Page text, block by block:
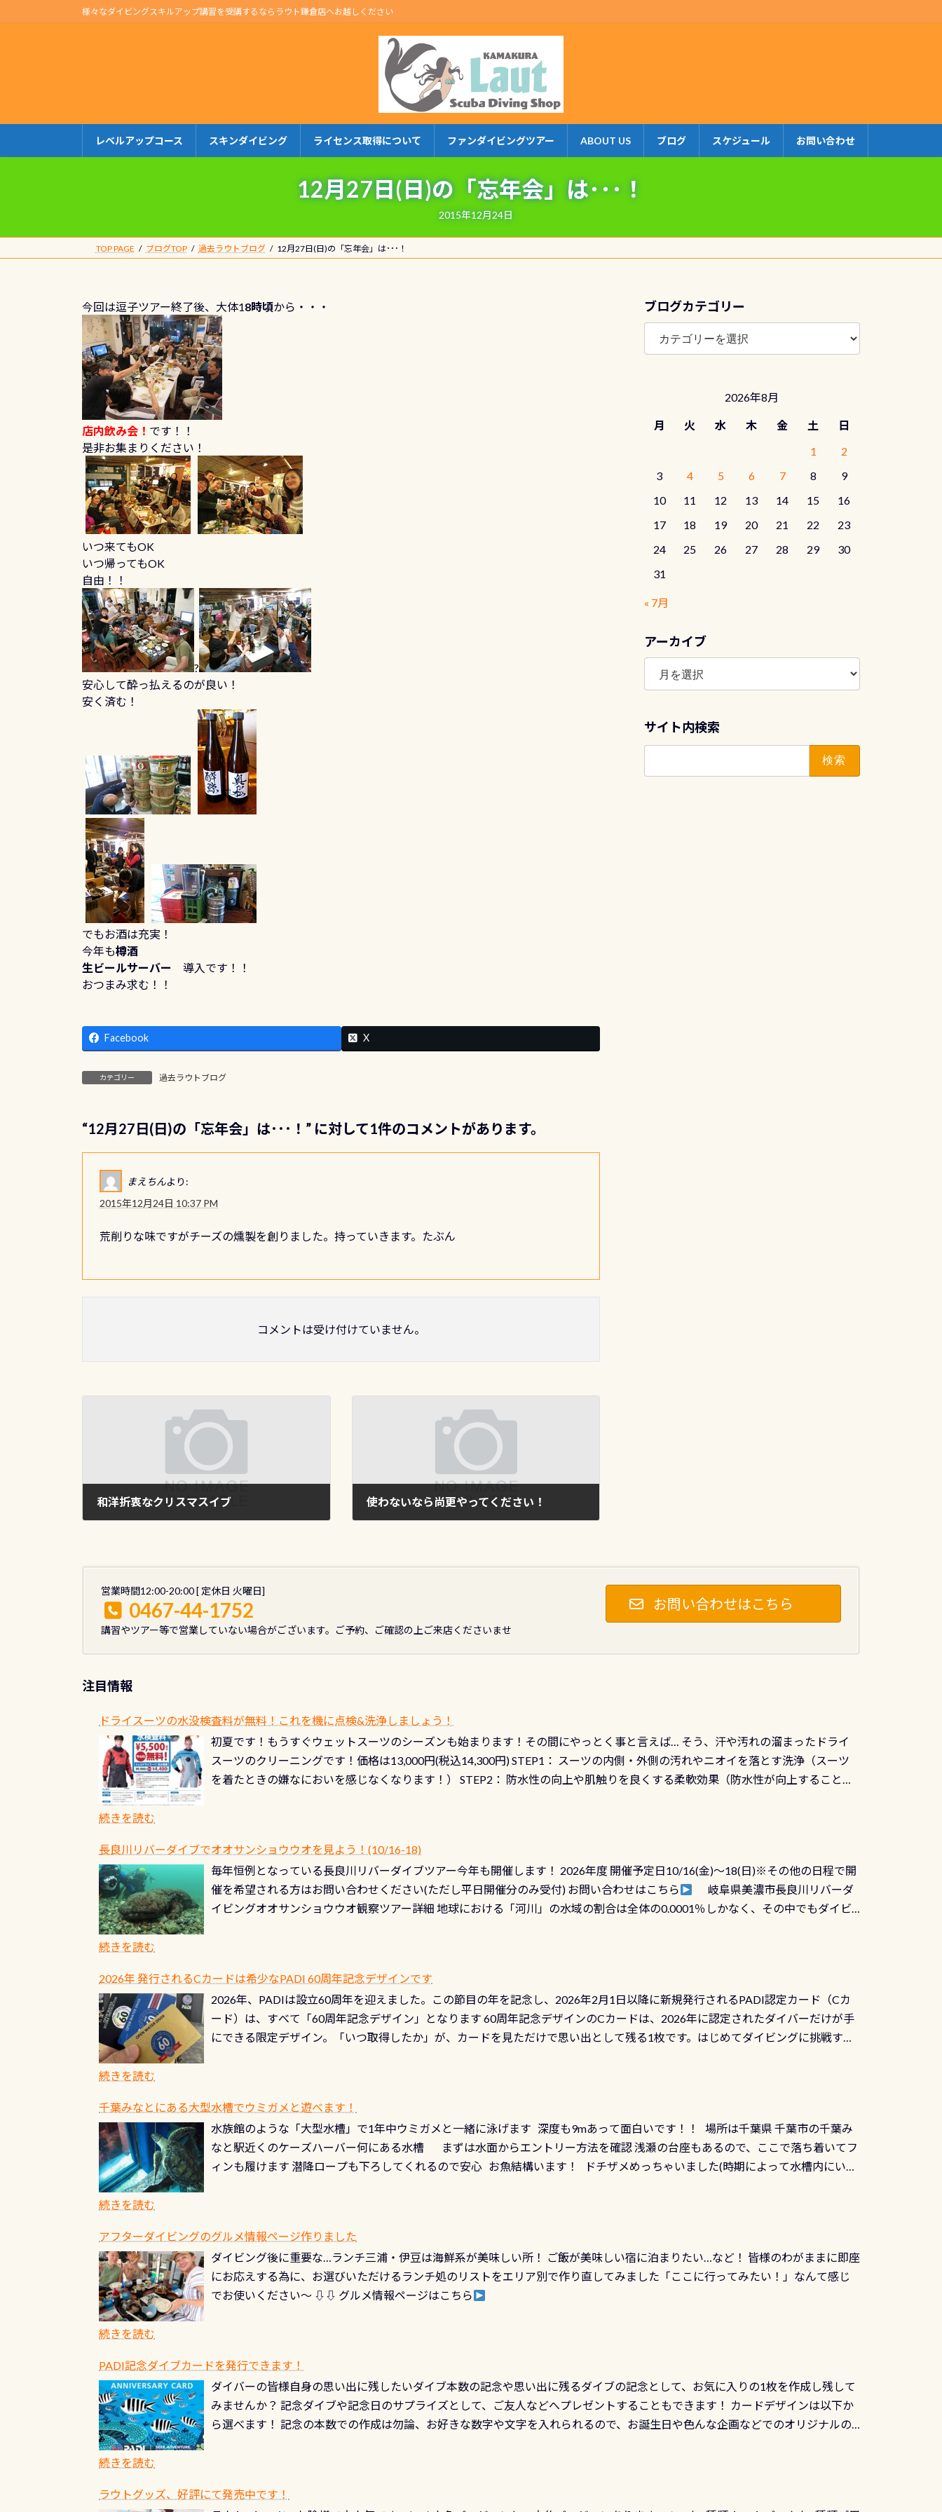
ン
キ
プ
ビ
に
動
様々なダイビングスキルアップ講習を受講するならラウト鎌倉店へお越しください
レベルアップコース スキンダイビング ライセンス取得について ファンダイビングツアー ABOUT US ブログ スケジュール お問い合わせ
12月27日(日)の「忘年会」は･･･！
2015年12月24日
TOP PAGE ブログTOP 過去ラウトブログ 12月27日(日)の「忘年会」は･･･！
今回は逗子ツアー終了後、大体18時頃から・・・
店内飲み会！ です！！
是非お集まりください！
いつ来てもOK
いつ帰ってもOK
自由！！
?
安心して酔っ払えるのが良い！
安く済む！
でもお酒は充実！
今年も樽酒
生ビールサーバー
導入です！！
おつまみ求む！！
Facebook X
カテゴリー 過去ラウトブログ
“12月27日(日)の「忘年会」は･･･！ ” に対して1件のコメントがあります。
まえちんより:
2015年12月24日 10:37 PM
荒削りな味ですがチーズの燻製を創りました。持っていきます。たぶん
コメントは受け付けていません。
和洋折衷なクリスマスイブ 使わないなら尚更やってください！
ブログカテゴリー
ブ
グ
2026年8月
月 火 水 木 金 土
日
1
2
3
4 5 6 7 8
9
10
11 12 13 14 15
16
17
18 19 20 21 22
23
24
25 26 27 28 29
30
31
« 7月
アーカイブ
ア
カ
ブ
サイト内検索
営業時間12:00-20:00 [ 定休日 火曜日]
0467-44-1752
講習やツアー等で営業していない場合がございます。ご予約、ご確認の上ご来店くださいませ
お問い合わせはこちら
注目情報
ドライスーツの水没検査料が無料！これを機に点検&洗浄しましょう！
初夏です！もうすぐウェットスーツのシーズンも始まります！その間にやっとく事と言えば… そう、汗や汚れの溜まったドライ
スーツのクリーニングです！価格は13,000円(税込14,300円) STEP1： スーツの内側・外側の汚れやニオイを落とす洗浄（スーツ
を着たときの嫌なにおいを感じなくなります！） STEP2： 防水性の向上や肌触りを良くする柔軟効果（防水性が向上することで
ル(穴)がないか確認冬になり、使い始めてから水漏れする…ってのは避けましょう！実際水につけて水検査して調べます ●給気バ
ルブのオーバーホール排気バルブは、ドライスーツクリーニングの際に行うのですが、空気を送り込む「給気バルブ」のオーバ
ーホールも非常に大切です BCDで言うと給気ボタンの点検と一緒な訳ですから、ボタンが潮噛みしてドライスーツに空気が入り
過ぎて急浮上…なんて事がないようにしっかり点検しましょう！まだした事がない方はこれを機会に是非やってください！！ ●
点検をする度に1行目の「水漏れ検査代」が5,500円掛かります そこで下記のキャンペーンを利用してみてはどうでしょうか？
8/31までの間に、ドライスーツの点検・オーバーホールを出して頂いた方は、上記の水検査料5,500円がなんと無料になります！
ドライスーツクリーニングだけでも出そうと思ってる方は、セットでこの水検査も出しましょう！そし続きを読む
続きを読む
長良川リバーダイブでオオサンショウウオを見よう！(10/16-18)
毎年恒例となっている長良川リバーダイブツアー今年も開催します！ 2026年度 開催予定日10/16(金)～18(日)※その他の日程で開
催を希望される方はお問い合わせください(ただし平日開催分のみ受付) お問い合わせはこちら
岐阜県美濃市長良川リバーダ
イビングオオサンショウウオ観察ツアー詳細 地球における「河川」の水域の割合は全体の0.0001％しかなく、その中でもダイビ
ませ 6月から10月の間で開催しております 長良川ってどんな川？ 長良川は日本三大清流(四万十川、柿田川)の１つに数えられ
る清流（水質汚染の少ない、または無い川のこと）で岐阜県の郡上市に始まり、美濃を経て伊勢湾に流れます1985年には環境省
の「名水100選」にまた2001年には「日本の水浴場88選」に全国で唯一河川で選ばれた清流です川にしては珍しく、水深が深い
ところでは12mほどあり十分ダイビングを楽しむことが出来ます 川原からのエントリーエキジットは正に大自然の中でのダイビ
ダウンカレントが発生している箇所などもあり、なかなか海では見られない光景です 透明度の良い川を数百メートルドリフトす
る(流される)のは快感です！ 特別天然記念物「オオサンショウウオ」が見れる 長良川ダイビング最大の見どころがこの特別天然
記念物の「オオサンショウウオ」です 大きなものでは体長1mを超える世界最大の両生類です個体数が少なくかなり貴重な生物で
すが、ここ長良川ではかなりの確立で見ることが出来ます特別天然記念物と言えば他には「 続きを読む
続きを読む
2026年 発行されるCカードは希少なPADI 60周年記念デザインです
2026年、PADIは設立60周年を迎えました。この節目の年を記念し、2026年2月1日以降に新規発行されるPADI認定カード（Cカ
ード）は、すべて「60周年記念デザイン」となります 60周年記念デザインのCカードは、2026年に認定されたダイバーだけが手
にできる限定デザイン。「いつ取得したか」が、カードを見ただけで思い出として残る1枚です。はじめてダイビングに挑戦する
終営業日までの発行分 【注意事項】※ PADI Freediver、Mermaid、EFR、TECなど特別プログラムの専用カードが発行されるもの
やオリジナルカード対象のディスティンクティブ・スペシャルティ、AWAREデザインカードを申し込みの方は対象外となりま
す。 ※ 2026年12月の認定でも、2027年1月以降に発行されるカードは通常デザインとなります ダイビングは、始めた「年」も
思い出になる ダイビングを始めるきっかけは人それぞれ。でも、「いつ始めたか」は、あとから振り返ると大切な思い出になり
も、ワクワクが続く60周年限定企画です。コースを修了されたら、ぜひ参加してみてくださいね 毎月60名様、年間720名様に
PADIグッズが当たるチャンス 受講したPADIダイブセンター／リゾートが用意したオリジナル景品が当たることも！ PADIデジタ
ルくじに参加する
続きを読む
千葉みなとにある大型水槽でウミガメと遊べます！
水族館のような「大型水槽」で1年中ウミガメと一緒に泳げます 深度も9mあって面白いです！！ 場所は千葉県 千葉市の千葉み
なと駅近くのケーズハーバー何にある水槽 まずは水面からエントリー方法を確認 浅瀬の台座もあるので、ここで落ち着いてフ
ィンも履けます 潜降ロープも下ろしてくれるので安心 お魚結構います！ ドチザメめっちゃいました(時期によって水槽内にいる
楽しみ頂けます 反対側の窓からも見ることが出来るので、付き添いの方とも記念撮影も出来ますよ スキンダイビングでも参加
できます！ かなり楽しめます是非ご参加ください！ 写真撮影の練習や、4時間たっぷり利用出来るので、普通に中性浮力の練習
にもなりますヨ 料金等、詳しくは 詳細はこちら
続きを読む
アフターダイビングのグルメ情報ページ作りました
ダイビング後に重要な…ランチ三浦・伊豆は海鮮系が美味しい所！ ご飯が美味しい宿に泊まりたい…など！ 皆様のわがままに即座
にお応えする為に、お選びいただけるランチ処のリストをエリア別で作り直してみました「ここに行ってみたい！」なんて感じ
でお使いください～ ⇩⇩ グルメ情報ページはこちら
続きを読む
PADI記念ダイブカードを発行できます！
ダイバーの皆様自身の思い出に残したいダイブ本数の記念や思い出に残るダイブの記念として、お気に入りの1枚を作成し残して
みませんか？ 記念ダイブや記念日のサプライズとして、ご友人などへプレゼントすることもできます！ カードデザインは以下か
ら選べます！ 記念の本数での作成は勿論、お好きな数字や文字を入れられるので、お誕生日や色んな企画などでのオリジナルの
続きを読む
ラウトグッズ、好評にて発売中です！